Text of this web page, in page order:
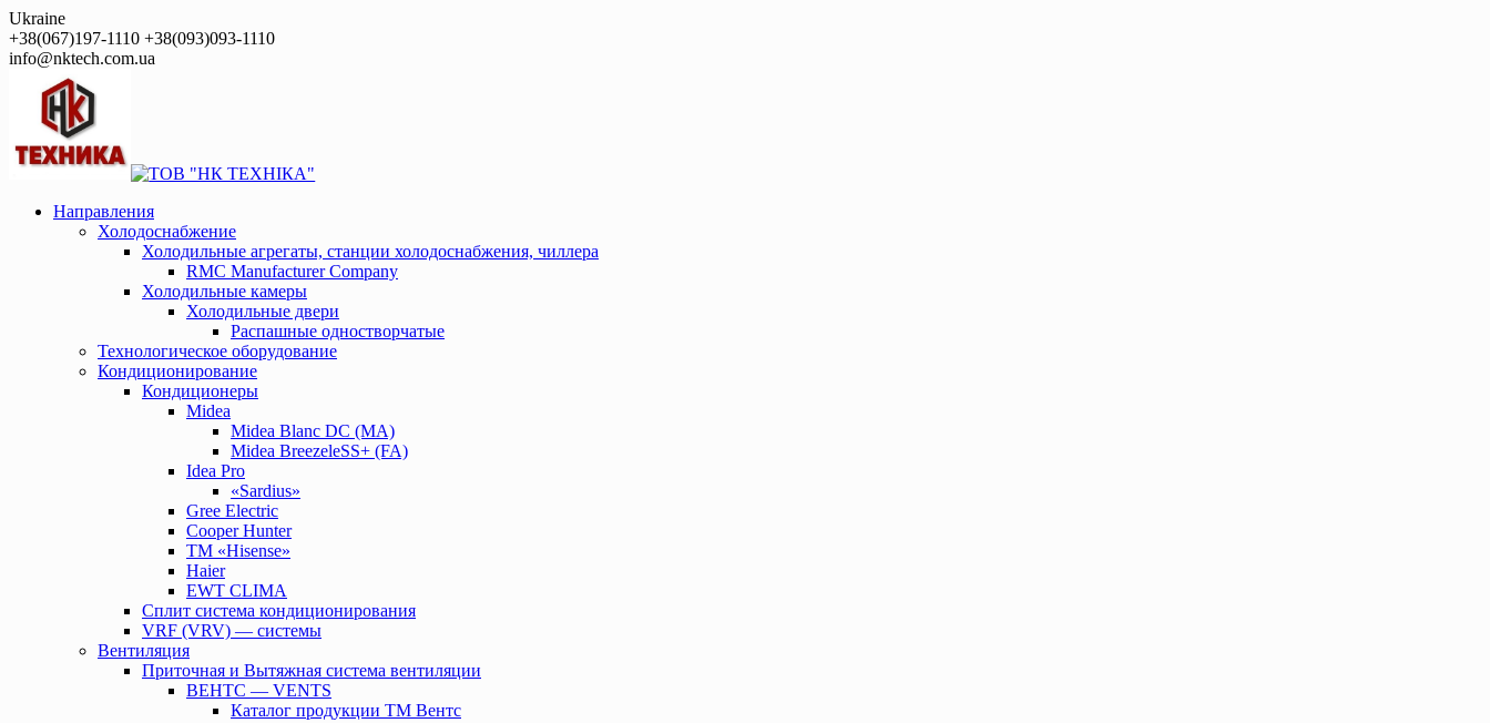
Перейти
к
контенту
Ukraine
+38(067)197-1110 +38(093)093-1110
info@nktech.com.ua
Направления
Холодоснабжение
Холодильные агрегаты, станции холодоснабжения, чиллера
RMC Manufacturer Company
Холодильные камеры
Холодильные двери
Распашные одностворчатые
Технологическое оборудование
Кондиционирование
Кондиционеры
Midea
Midea Blanc DС (MA)
Midea BreezeleSS+ (FA)
Idea Pro
«Sardius»
Gree Electric
Cooper Hunter
TM «Hisense»
Haier
EWT CLIMA
Сплит система кондиционирования
VRF (VRV) — системы
Вентиляция
Приточная и Вытяжная система вентиляции
ВЕНТС — VENTS
Каталог продукции ТМ Вентс